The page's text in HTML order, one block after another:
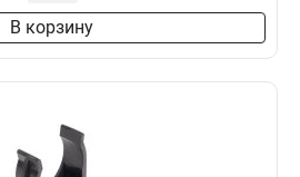
В корзину